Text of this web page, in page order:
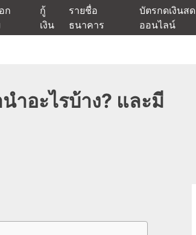
ก
กู้
เงิน
รายชื่อ
ธนาคาร
บัตรกดเงินสด
ออนไลน์
ำอะไรบ้าง? และมี